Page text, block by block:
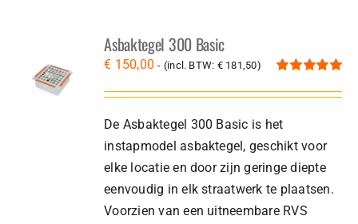
Asbaktegel 300 Basic
5.00uit 5
€ 150,00 - (incl. BTW: €181,50)
De Asbaktegel 300 Basic is het
instapmodel asbaktegel, geschikt voor
elke locatie en door zijn geringe diepte
eenvoudig in elk straatwerk te plaatsen.
Voorzien van een uitneembare RVS